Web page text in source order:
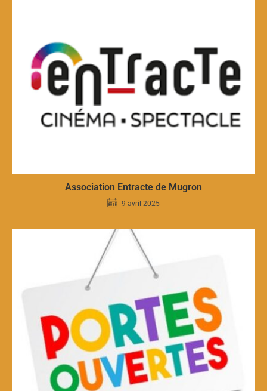
Association Entracte de Mugron
9 avril 2025